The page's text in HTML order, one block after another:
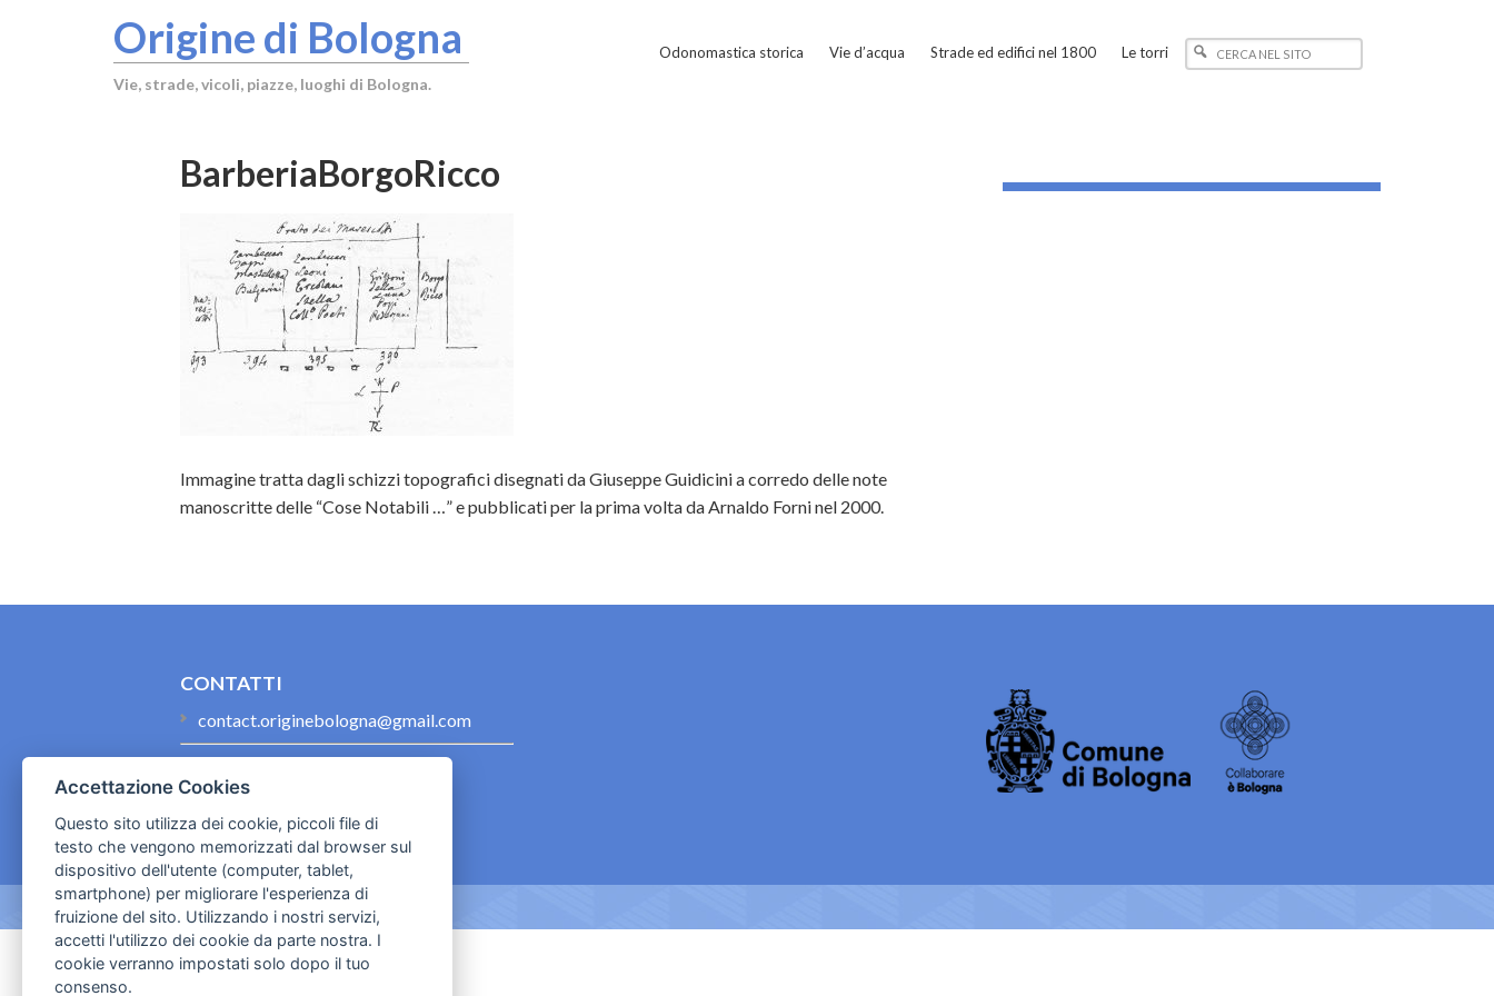
Origine di Bologna
Vie, strade, vicoli, piazze, luoghi di Bologna.
Odonomastica storica Vie d’acqua Strade ed edifici nel 1800 Le torri
BarberiaBorgoRicco
Immagine tratta dagli schizzi topografici disegnati da Giuseppe Guidicini a corredo delle note
manoscritte delle “Cose Notabili …” e pubblicati per la prima volta da Arnaldo Forni nel 2000.
CONTATTI
contact.originebologna@gmail.com
Accettazione Cookies
Questo sito utilizza dei cookie, piccoli file di
testo che vengono memorizzati dal browser sul
dispositivo dell'utente (computer, tablet,
smartphone) per migliorare l'esperienza di
fruizione del sito. Utilizzando i nostri servizi,
accetti l'utilizzo dei cookie da parte nostra. I
cookie verranno impostati solo dopo il tuo
consenso.